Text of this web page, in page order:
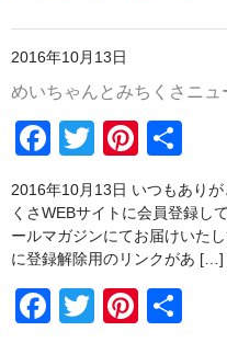
瓶詰め
谷川農園産果実のジャム
谷川農園産野菜のジャム
愛媛の柑橘シリーズ
谷川農園産野菜のチャツ
k
c
e
b
o
o
k
tt
er
er
e
st
2016年10月13日
めいちゃんとみちくさニ
F
a
c
e
b
o
T
wi
tt
er
Pi
er
e
st
有
2016年10月13日 いつもあり
くさWEBサイトに会員登録し
ールマガジンにてお届けいた
に登録解除用のリンクがあ […]
F
T
Pi